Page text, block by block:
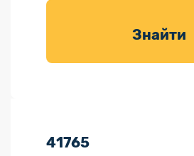
товарів для
Знайти
41765